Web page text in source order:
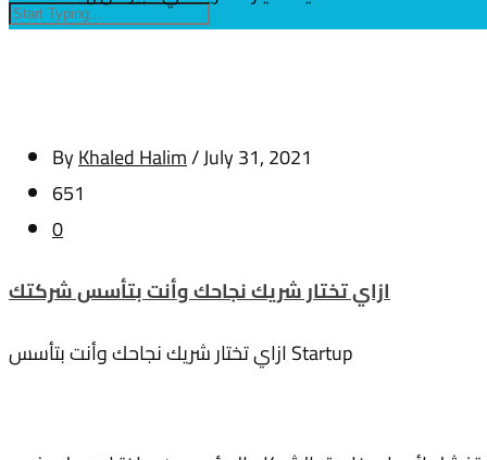
ByKhaled Halim/July 31, 2021
651
0
ازاي تختار شريك نجاحك وأنت بتأسس شركتك
ازاي تختار شريك نجاحك وأنت بتأسس Startup